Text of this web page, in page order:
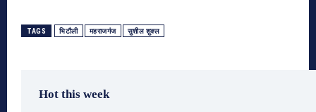
TAGS भिटौली महराजगंज सुशील शुक्ल
Hot this week